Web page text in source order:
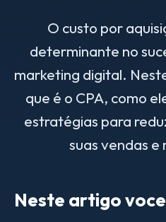
O custo por
determinante no
marketing digital.
que é o CPA, como
estratégias para
suas vendas e
Neste artigo